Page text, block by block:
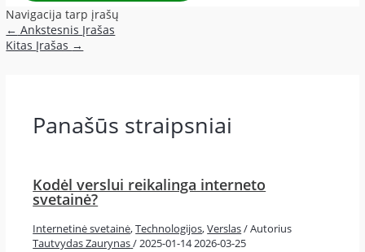
Navigacija tarp įrašų
← Ankstesnis Įrašas
Kitas Įrašas →
Panašūs straipsniai
Kodėl verslui reikalinga interneto
svetainė?
Internetinė svetainė,Technologijos,Verslas/ Autorius
Tautvydas Zaurynas/2025-01-142026-03-25